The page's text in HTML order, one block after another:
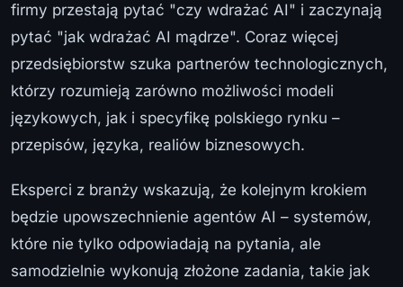
firmy przestają pytać "czy wdrażać AI" i zaczynają
pytać "jak wdrażać AI mądrze". Coraz więcej
przedsiębiorstw szuka partnerów technologicznych,
którzy rozumieją zarówno możliwości modeli
językowych, jak i specyfikę polskiego rynku –
przepisów, języka, realiów biznesowych.
Eksperci z branży wskazują, że kolejnym krokiem
będzie upowszechnienie agentów AI – systemów,
które nie tylko odpowiadają na pytania, ale
samodzielnie wykonują złożone zadania, takie jak